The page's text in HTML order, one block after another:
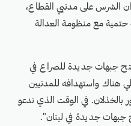
وبدء العدوان الشرس على مدنيي القطاع،
مع منظومة العدالة
جبهات جديدة للصراع في
هناك واستهدافه للمدنيين
بالخذلان. في الوقت الذي ندعو
جبهات جديدة في لبنان".